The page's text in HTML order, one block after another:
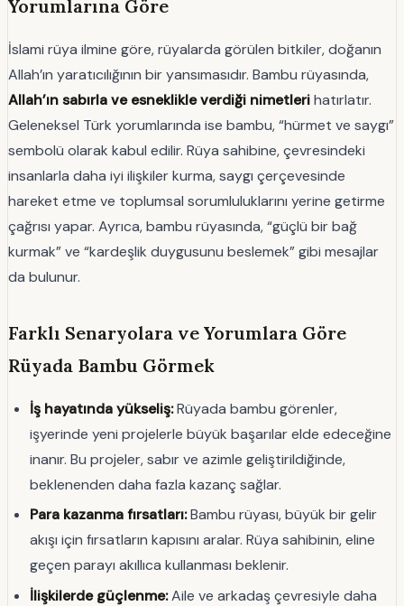
Yorumlarına Göre
İslami rüya ilmine göre, rüyalarda görülen bitkiler, doğanın
Allah’ın yaratıcılığının bir yansımasıdır. Bambu rüyasında,
Allah’ın sabırla ve esneklikle verdiği nimetlerihatırlatır.
Geleneksel Türk yorumlarında ise bambu, “hürmet ve saygı”
sembolü olarak kabul edilir. Rüya sahibine, çevresindeki
insanlarla daha iyi ilişkiler kurma, saygı çerçevesinde
hareket etme ve toplumsal sorumluluklarını yerine getirme
çağrısı yapar. Ayrıca, bambu rüyasında, “güçlü bir bağ
kurmak” ve “kardeşlik duygusunu beslemek” gibi mesajlar
da bulunur.
Farklı Senaryolara ve Yorumlara Göre
Rüyada Bambu Görmek
İş hayatında yükseliş:Rüyada bambu görenler,
işyerinde yeni projelerle büyük başarılar elde edeceğine
inanır. Bu projeler, sabır ve azimle geliştirildiğinde,
beklenenden daha fazla kazanç sağlar.
Para kazanma fırsatları:Bambu rüyası, büyük bir gelir
akışı için fırsatların kapısını aralar. Rüya sahibinin, eline
geçen parayı akıllıca kullanması beklenir.
İlişkilerde güçlenme:Aile ve arkadaş çevresiyle daha